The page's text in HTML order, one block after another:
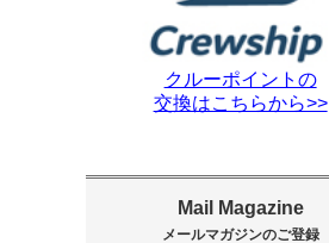
クルーポイントの
交換はこちらから>>